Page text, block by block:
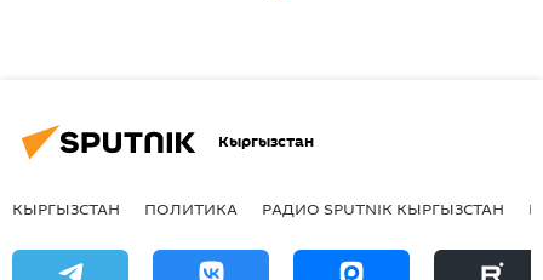
Кыргызстан
КЫРГЫЗСТАН ПОЛИТИКА РАДИО SPUTNIK КЫРГЫЗСТАН